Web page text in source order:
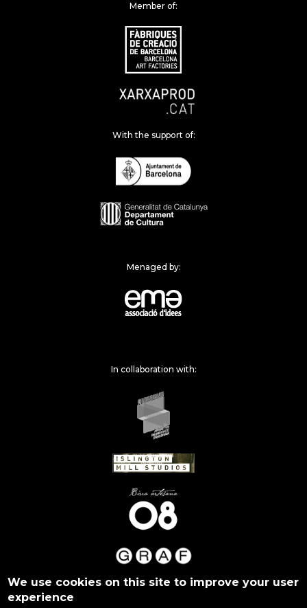
Member of:
With the support of:
Menaged by:
In collaboration with:
We use cookies on this site to improve your user
experience